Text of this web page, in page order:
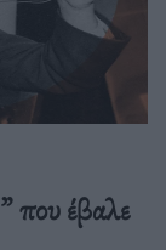
που έβαλε